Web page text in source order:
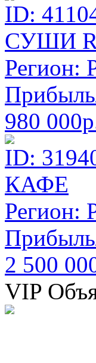
ID:
СУШИ
Регион:
980
ID:
КАФЕ
Регион:
2 500
VIP